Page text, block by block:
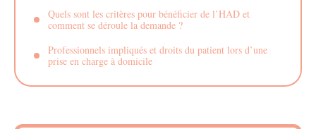
Quels sont les critères pour bénéficier de l’HAD et
comment se déroule la demande ?
Professionnels impliqués et droits du patient lors d’une
prise en charge à domicile